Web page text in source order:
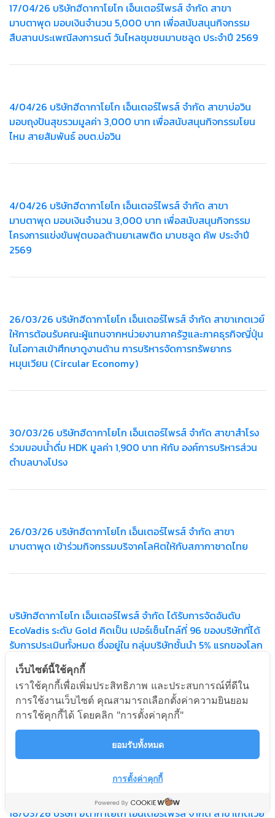
17/04/26 บริษัทฮีดากาโยโก เอ็นเตอร์ไพรส์ จำกัด สาขา
มาบตาพุด มอบเงินจำนวน 5,000 บาท เพื่อสนับสนุนกิจกรรม
สืบสานประเพณีสงการนต์ วันไหลชุมชนมาบชลูด ประจำปี 2569
4/04/26 บริษัทฮีดากาโยโก เอ็นเตอร์ไพรส์ จำกัด สาขาบ่อวิน
มอบถุงปันสุขรวมมูลค่า 3,000 บาท เพื่อสนับสนุนกิจกรรมโยน
ไหม สายสัมพันธ์ อบต.บ่อวิน
4/04/26 บริษัทฮีดากาโยโก เอ็นเตอร์ไพรส์ จำกัด สาขา
มาบตาพุด มอบเงินจำนวน 3,000 บาท เพื่อสนับสนุนกิจกรรม
โครงการแข่งขันฟุตบอลต้านยาเสพติด มาบชลูด คัพ ประจำปี
2569
26/03/26 บริษัทฮีดากาโยโก เอ็นเตอร์ไพรส์ จำกัด สาขาเกตเวย์
ให้การต้อนรับคณะผู้แทนจากหน่วยงานภาครัฐและภาคธุรกิจญี่ปุ่น
ในโอกาสเข้าศึกษาดูงานด้าน การบริหารจัดการทรัพยากร
หมุนเวียน (Circular Economy)
30/03/26 บริษัทฮีดากาโยโก เอ็นเตอร์ไพรส์ จำกัด สาขาสำโรง
ร่วมมอบน้ำดื่ม HDK มูลค่า 1,900 บาท ห้กับ องค์การบริหารส่วน
ตำบลบางโปรง
26/03/26 บริษัทฮีดากาโยโก เอ็นเตอร์ไพรส์ จำกัด สาขา
มาบตาพุด เข้าร่วมกิจกรรมบริจาคโลหิตให้กับสภากาชาดไทย
บริษัทฮีดากาโยโก เอ็นเตอร์ไพรส์ จำกัด ได้รับการจัดอันดับ
EcoVadis ระดับ Gold คิดเป็น เปอร์เซ็นไทล์ที่ 96 ของบริษัทที่ได้
รับการประเมินทั้งหมด ซึ่งอยู่ใน กลุ่มบริษัทชั้นนำ 5% แรกของโลก
20/03/26 บริษัทฮีดากาโยโก เอ็นเตอร์ไพรส์ จำกัด สาขา
มาบตาพุด เข้าร่วมกิจกรรมตลาดนัดวิชาการโรงเรียนบ้านหนอง
18/03/26 บริษัท ฮีดากาโยโก เอ็นเตอร์ไพรส์ จำกัด สาขาเกตเวย์
เว็บไซต์นี้ใช้คุกกี้
เราใช้คุกกี้เพื่อเพิ่มประสิทธิภาพ และประสบการณ์ที่ดีใน
การใช้งานเว็บไซต์ คุณสามารถเลือกตั้งค่าความยินยอม
การใช้คุกกี้ได้ โดยคลิก "การตั้งค่าคุกกี้"
ยอมรับทั้งหมด
การตั้งค่าคุกกี้